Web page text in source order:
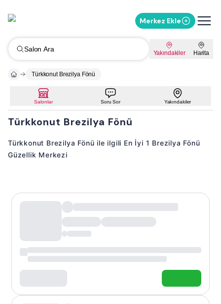
Merkez Ekle
Salon Ara Yakındakiler Harita
Türkkonut Brezilya Fönü
Salonlar Soru Sor Yakındakiler
Türkkonut Brezilya Fönü
Türkkonut Brezilya Fönü ile ilgili En İyi 1 Brezilya Fönü
Güzellik Merkezi